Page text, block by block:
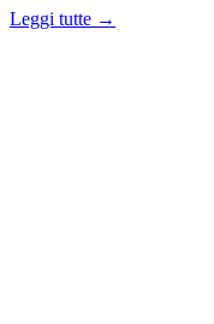
Leggi tutte →